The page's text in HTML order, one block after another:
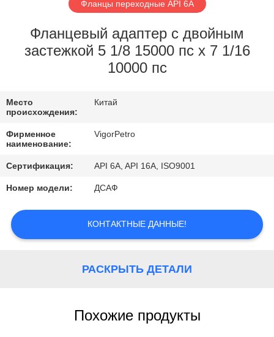
ФАБРИКА
КОНТАКТНЫЕ
ДАННЫЕ
ОТПРАВИТЬ
ЗАПРОС
КАРТА
Фланцы переходные API 6A
Фланцевый адаптер с двойным
застежкой 5 1/8 15000 пс x 7 1/16
10000 пс
Место
происхождения:
Китай
Фирменное
наименование:
VigorPetro
Сертификация: API 6A, API 16A, ISO9001
Номер модели: ДСАФ
КОНТАКТНЫЕ ДАННЫЕ!
РАСКРЫТЬ ДЕТАЛИ
Похожие продукты